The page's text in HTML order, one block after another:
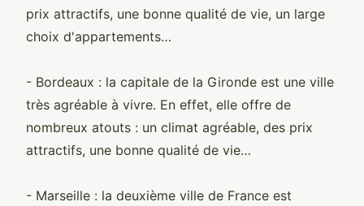
prix attractifs, une bonne qualité de vie, un large
choix d'appartements…
- Bordeaux : la capitale de la Gironde est une ville
très agréable à vivre. En effet, elle offre de
nombreux atouts : un climat agréable, des prix
attractifs, une bonne qualité de vie…
- Marseille : la deuxième ville de France est